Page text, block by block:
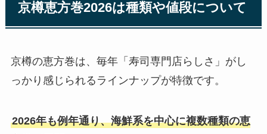
京樽恵方巻2026は種類や値段について
京樽の恵方巻は、毎年「寿司専門店らしさ」がし
っかり感じられるラインナップが特徴です。
2026年も例年通り、海鮮系を中心に複数種類の恵